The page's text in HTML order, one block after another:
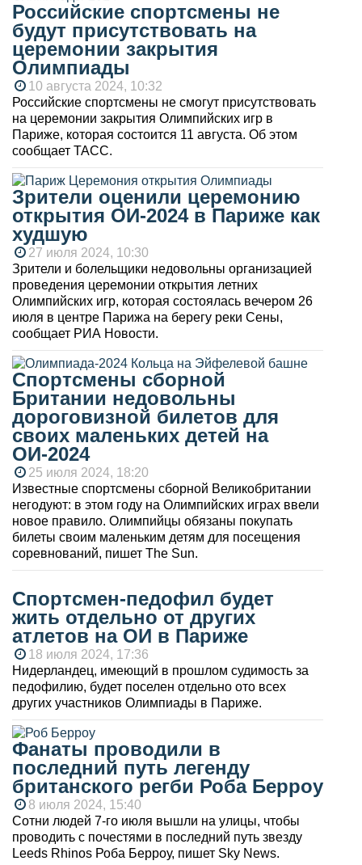
Российские спортсмены не
будут присутствовать на
церемонии закрытия
Олимпиады
10 августа 2024, 10:32
Российские спортсмены не смогут присутствовать
на церемонии закрытия Олимпийских игр в
Париже, которая состоится 11 августа. Об этом
сообщает ТАСС.
Зрители оценили церемонию
открытия ОИ-2024 в Париже как
худшую
27 июля 2024, 10:30
Зрители и болельщики недовольны организацией
проведения церемонии открытия летних
Олимпийских игр, которая состоялась вечером 26
июля в центре Парижа на берегу реки Сены,
сообщает РИА Новости.
Спортсмены сборной
Британии недовольны
дороговизной билетов для
своих маленьких детей на
ОИ-2024
25 июля 2024, 18:20
Известные спортсмены сборной Великобритании
негодуют: в этом году на Олимпийских играх ввели
новое правило. Олимпийцы обязаны покупать
билеты своим маленьким детям для посещения
соревнований, пишет The Sun.
Спортсмен-педофил будет
жить отдельно от других
атлетов на ОИ в Париже
18 июля 2024, 17:36
Нидерландец, имеющий в прошлом судимость за
педофилию, будет поселен отдельно ото всех
других участников Олимпиады в Париже.
Фанаты проводили в
последний путь легенду
британского регби Роба Берроу
8 июля 2024, 15:40
Сотни людей 7-го июля вышли на улицы, чтобы
проводить с почестями в последний путь звезду
Leeds Rhinos Роба Берроу, пишет Sky News.